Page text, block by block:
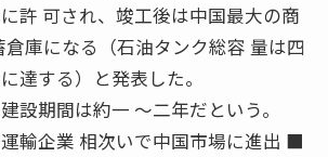
許 可され、竣工後は中国最大の商
倉庫になる（石油タンク総容 量は四
達する）と発表した。
設期間は約一 〜二年だという。
輸企業 相次いで中国市場に進出 ■